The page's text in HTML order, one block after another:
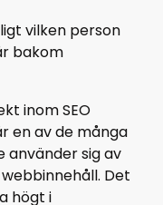
vilken person
bakom
inom SEO
en av de många
använder sig av
Det
högt i